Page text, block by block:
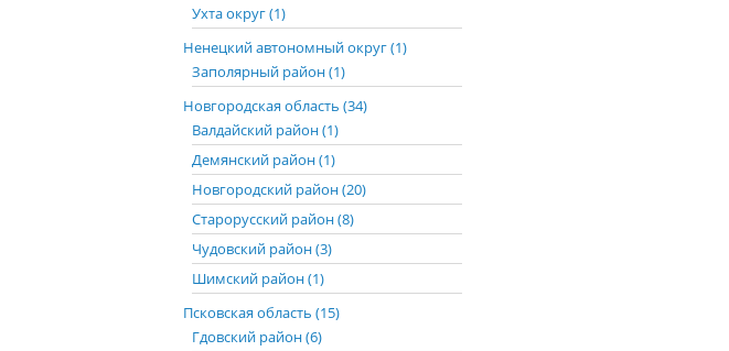
Ухта округ (1)
Ненецкий автономный округ (1)
Заполярный район (1)
Новгородская область (34)
Валдайский район (1)
Демянский район (1)
Новгородский район (20)
Старорусский район (8)
Чудовский район (3)
Шимский район (1)
Псковская область (15)
Гдовский район (6)